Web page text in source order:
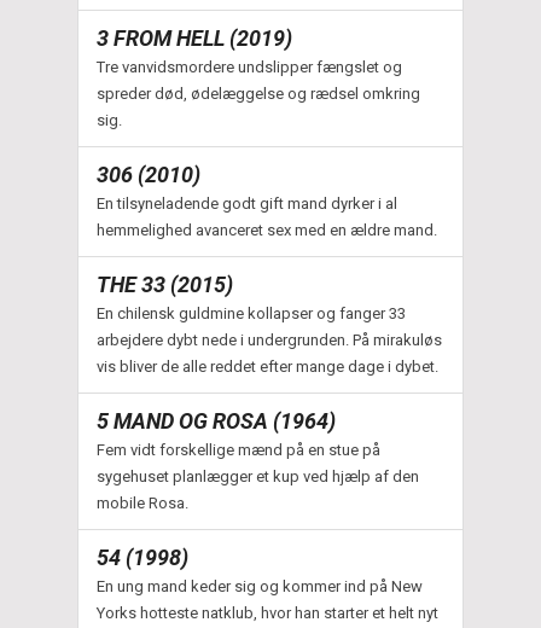
3 FROM HELL (2019)
Tre vanvidsmordere undslipper fængslet og
spreder død, ødelæggelse og rædsel omkring
sig.
306 (2010)
En tilsyneladende godt gift mand dyrker i al
hemmelighed avanceret sex med en ældre mand.
THE 33 (2015)
En chilensk guldmine kollapser og fanger 33
arbejdere dybt nede i undergrunden. På mirakuløs
vis bliver de alle reddet efter mange dage i dybet.
5 MAND OG ROSA (1964)
Fem vidt forskellige mænd på en stue på
sygehuset planlægger et kup ved hjælp af den
mobile Rosa.
54 (1998)
En ung mand keder sig og kommer ind på New
Yorks hotteste natklub, hvor han starter et helt nyt